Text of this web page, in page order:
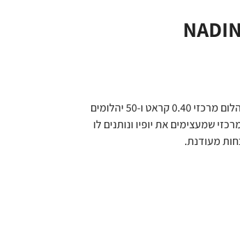
טבעת יהלומים בעלת נוכחות אך עם אופי עדין ונעים, משובצת יהלום מרכזי 0.40 קראט ו-50 יהלומים
שמעצימים את יופיו ונותנים לו
מעודנת.